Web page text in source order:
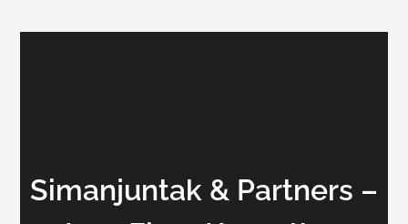
Simanjuntak & Partners –